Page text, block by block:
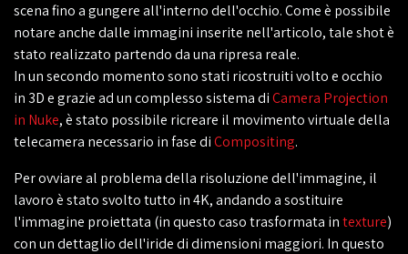
scena fino a gungere all'interno dell'occhio. Come è possibile
notare anche dalle immagini inserite nell'articolo, tale shot è
stato realizzato partendo da una ripresa reale.
In un secondo momento sono stati ricostruiti volto e occhio
in 3D e grazie ad un complesso sistema diCamera Projection
in Nuke, è stato possibile ricreare il movimento virtuale della
telecamera necessario in fase diCompositing.
Per ovviare al problema della risoluzione dell'immagine, il
lavoro è stato svolto tutto in 4K, andando a sostituire
l'immagine proiettata (in questo caso trasformata intexture)
con un dettaglio dell'iride di dimensioni maggiori. In questo